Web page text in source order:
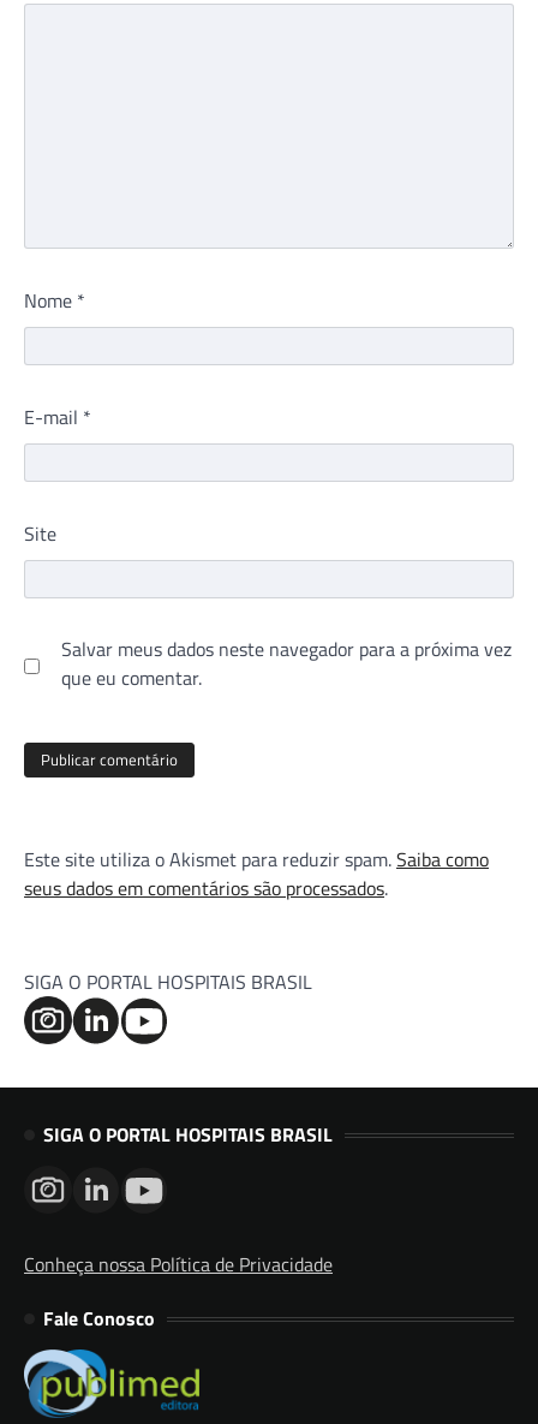
Nome *
E-mail *
Site
Salvar meus dados neste navegador para a próxima vez
que eu comentar.
Este site utiliza o Akismet para reduzir spam.Saiba como
seus dados em comentários são processados.
SIGA O PORTAL HOSPITAIS BRASIL
SIGA O PORTAL HOSPITAIS BRASIL
Conheça nossa Política de Privacidade
Fale Conosco